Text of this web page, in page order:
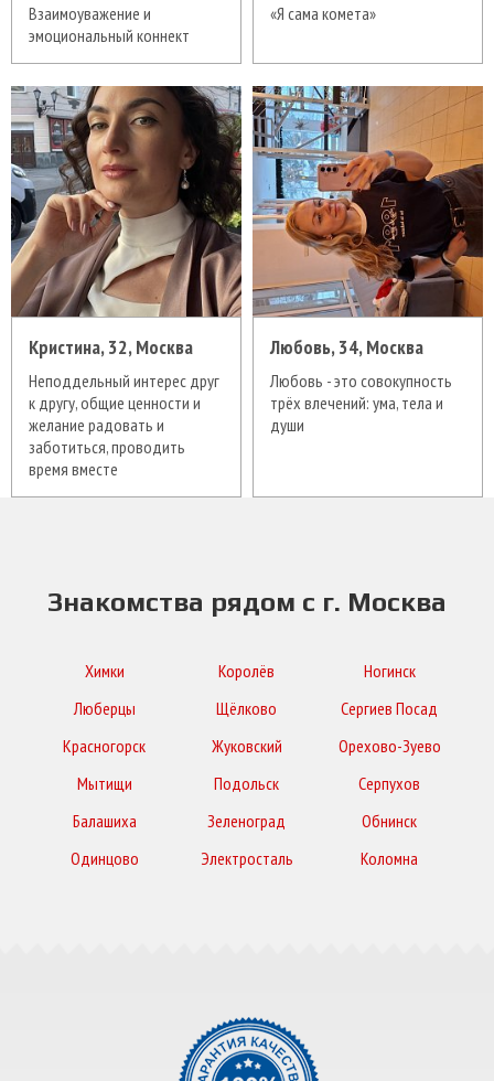
Взаимоуважение и
эмоциональный коннект
«Я сама комета»
Кристина, 32, Москва
Неподдельный интерес друг
к другу, общие ценности и
желание радовать и
заботиться, проводить
время вместе
Любовь, 34, Москва
Любовь - это совокупность
трёх влечений: ума, тела и
души
Знакомства рядом с г. Москва
Химки
Люберцы
Красногорск
Мытищи
Балашиха
Одинцово
Королёв
Щёлково
Жуковский
Подольск
Зеленоград
Электросталь
Ногинск
Сергиев Посад
Орехово-Зуево
Серпухов
Обнинск
Коломна